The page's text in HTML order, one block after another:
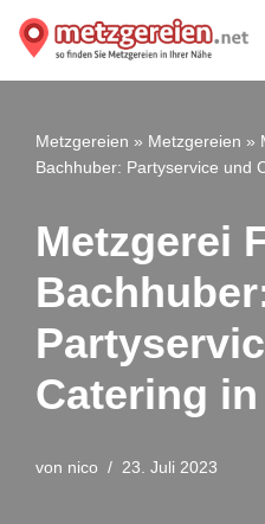
Zum
Metzgereien » Metzgereien »
Bachhuber: Partyservice und
Metzgerei
Catering
von nico 23. Juli 2023